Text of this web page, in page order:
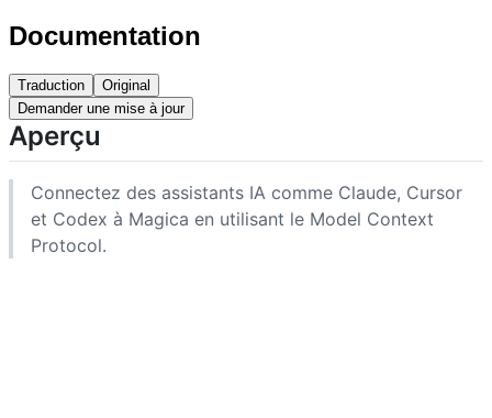
Documentation
Traduction
Original
Demander une mise à jour
Aperçu
Connectez des assistants IA comme Claude, Cursor
et Codex à Magica en utilisant le Model Context
Protocol.